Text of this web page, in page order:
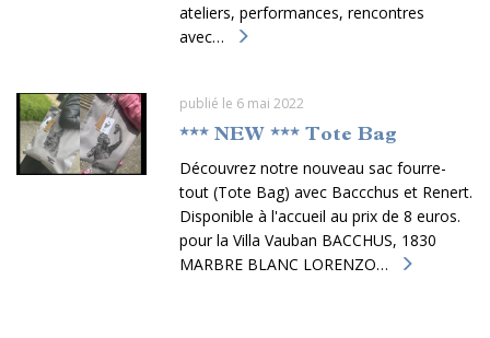
ateliers, performances, rencontres
avec…
publié le 6 mai 2022
*** NEW *** Tote Bag
Découvrez notre nouveau sac fourre-
tout (Tote Bag) avec Baccchus et Renert.
Disponible à l'accueil au prix de 8 euros.
pour la Villa Vauban BACCHUS, 1830
MARBRE BLANC LORENZO…